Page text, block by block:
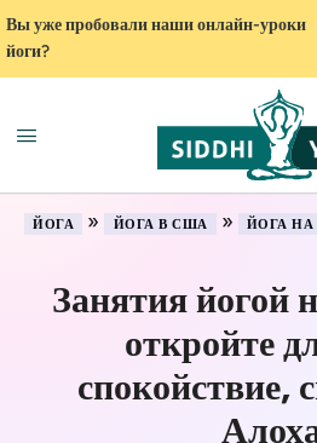
Вы уже пробовали наши онлайн-уроки
йоги?
ЙОГА » ЙОГА В США » ЙОГА НА
Занятия йогой
откройте
спокойствие,